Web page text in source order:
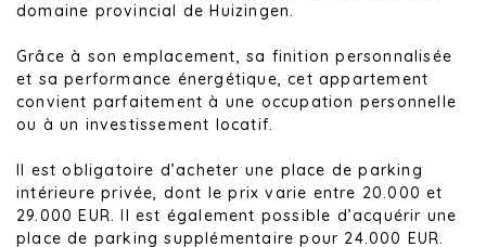
domaine provincial de Huizingen.
Grâce à son emplacement, sa finition personnalisée
et sa performance énergétique, cet appartement
convient parfaitement à une occupation personnelle
ou à un investissement locatif.
Il est obligatoire d’acheter une place de parking
intérieure privée, dont le prix varie entre 20.000 et
29.000 EUR. Il est également possible d’acquérir une
place de parking supplémentaire pour 24.000 EUR.